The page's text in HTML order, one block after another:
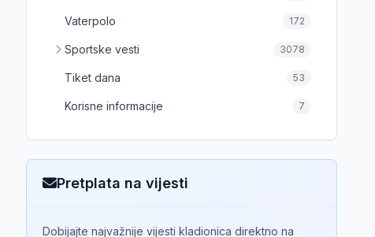
Vaterpolo 172
Sportske vesti 3078
Tiket dana 53
Korisne informacije 7
Pretplata na vijesti
Dobijajte najvažnije vijesti kladionica direktno na